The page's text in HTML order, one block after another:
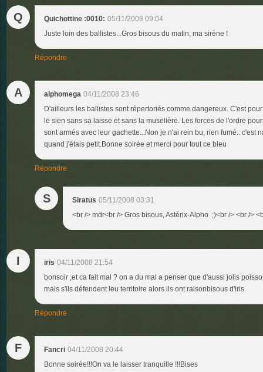
Q Quichottine :0010: 05/11/2008 09:04
Juste loin des ballistes...Gros bisous du matin, ma sirène !
Répondre
A alphomega 04/11/2008 23:46
D'ailleurs les ballistes sont répertoriés comme dangereux. C'est
le sien sans sa laisse et sans la muselière. Les forces de l'ordre
sont armés avec leur gachette...Non je n'ai rein bu, rien fumé.. c'est
quand j'étais petit.Bonne soirée et merci pour tout ce bleu
Répondre
S Siratus 05/11/2008 03:31
<br /> mdr<br /> Gros bisous, Astérix-Alpho ;)<br /> <br />
I iris 04/11/2008 21:54
bonsoir ,et ca fait mal ? on a du mal a penser que d'aussi jolis
mais s'ils défendent leu territoire alors ils ont raisonbisous d'iris
Répondre
F Fancri 04/11/2008 20:44
Bonne soirée!!!On va le laisser tranquille !!!Bises